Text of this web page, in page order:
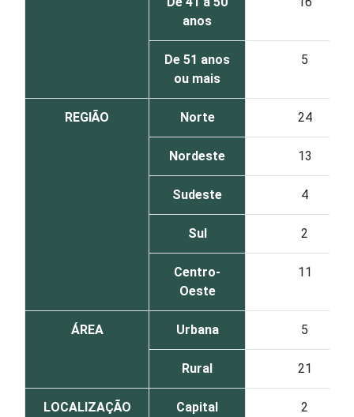
anos
De 51 anos
ou mais
5
REGIÃO Norte 24
Nordeste 13
Sudeste 4
Sul 2
Centro-
Oeste
11
ÁREA Urbana 5
Rural 21
LOCALIZAÇÃO Capital 2